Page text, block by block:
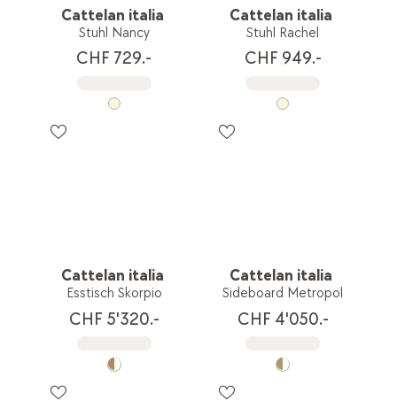
Cattelan italia
Stuhl Nancy
CHF 729.-
Cattelan italia
Stuhl Rachel
CHF 949.-
Cattelan italia
Esstisch Skorpio
CHF 5'320.-
Cattelan italia
Sideboard Metropol
CHF 4'050.-